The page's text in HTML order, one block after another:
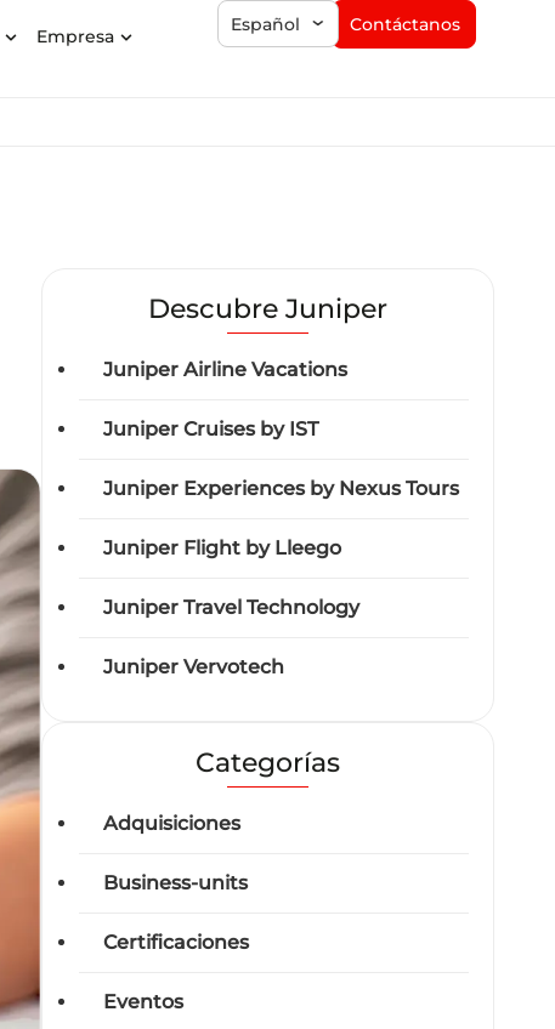
Empresa
Español Contáctanos
Descubre Juniper
Juniper Airline Vacations
Juniper Cruises by IST
Juniper Experiences by Nexus Tours
Juniper Flight by Lleego
Juniper Travel Technology
Juniper Vervotech
Categorías
Adquisiciones
Business-units
Certificaciones
Eventos